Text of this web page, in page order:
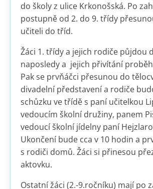
do školy z ulice Krkonošská. Po
postupně od 2. do 9. třídy
učiteli do tříd.
Žáci 1. třídy a jejich rodiče půjdou
naposledy a jejich přivítání
Pak se prvňáčci přesunou do
divadelní představení a rodiče
schůzku ve třídě s paní učitelkou
vedoucím školní družiny, panem
vedoucí školní jídelny paní
Ukončení bude cca v 10 hodin a
s rodiči domů. Žáci si přinesou
aktovku.
Ostatní žáci (2.-9.ročníku) mají po